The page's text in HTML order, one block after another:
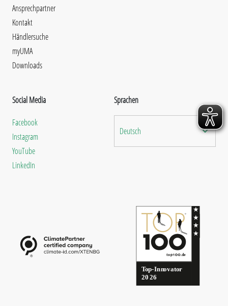
Ansprechpartner
Kontakt
Händlersuche
myUMA
Downloads
Social Media
Facebook
Instagram
YouTube
LinkedIn
Sprachen
Deutsch